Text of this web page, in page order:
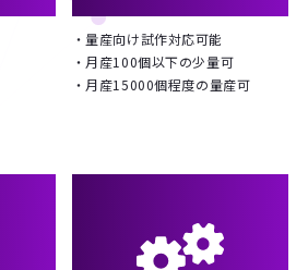
・量産向け試作対応可能
・月産100個以下の少量可
・月産15000個程度の量産可